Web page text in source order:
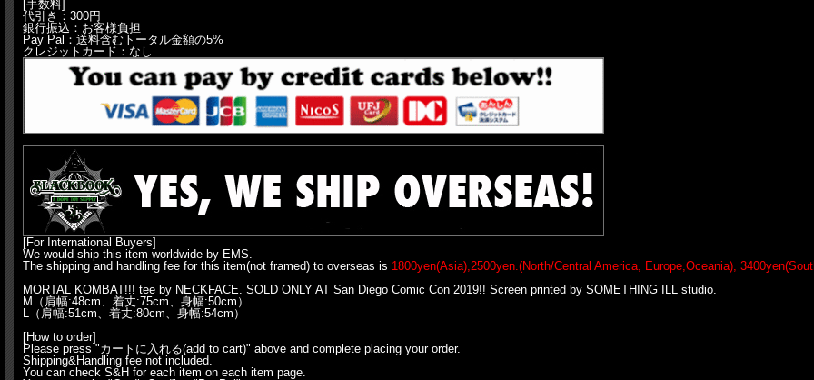
[手数料]
代引き：300円
銀行振込：お客様負担
Pay Pal：送料含むトータル金額の5%
クレジットカード：なし
[For International Buyers]
We would ship this item worldwide by EMS.
The shipping and handling fee for this item(not framed) to overseas is 1800yen(Asia),2500yen.(North/Central America, Europe,Oceania),
MORTAL KOMBAT!!! tee by NECKFACE. SOLD ONLY AT San Diego Comic Con 2019!! Screen printed by SOMETHING ILL studio.
M（肩幅:48cm、着丈:75cm、身幅:50cm）
L（肩幅:51cm、着丈:80cm、身幅:54cm）
[How to order]
Please press "カートに入れる(add to cart)" above and complete placing your order.
Shipping&Handling fee not included.
You can check S&H for each item on each item page.